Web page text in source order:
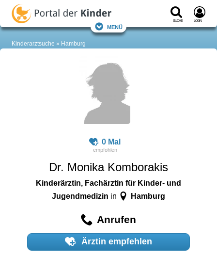
Suche Login
Menü
Kinderarztsuche Hamburg
0 Mal
Dr. Monika Komborakis
Kinderärztin, Fachärztin für Kinder- und
Jugendmedizin in Hamburg
Anrufen
Ärztin empfehlen